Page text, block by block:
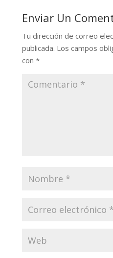
Enviar Un
Tu dirección de correo
publicada. Los campos
con *